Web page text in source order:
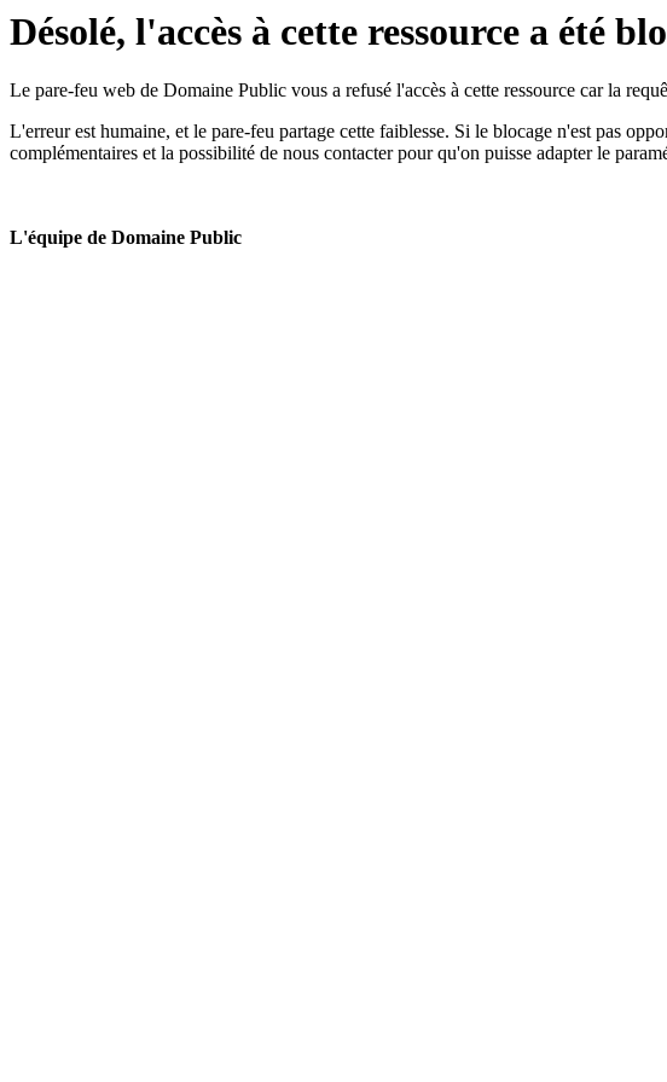
Désolé, l'accès à cette ressource a été
Le pare-feu web de Domaine Public vous a refusé l'accès à cette ressource car la
L'erreur est humaine, et le pare-feu partage cette faiblesse. Si le blocage n'est pas
complémentaires et la possibilité de nous contacter pour qu'on puisse adapter le
L'équipe de Domaine Public